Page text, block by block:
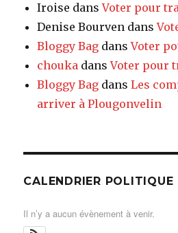
Iroise dansVoter pour
Denise Bourven dans
Bloggy Bag dansVoter
chouka dansVoter pour
Bloggy Bag dansLes
arriver à Plougonvelin
CALENDRIER POLITIQUE
Il n’y a aucun évènement à venir.